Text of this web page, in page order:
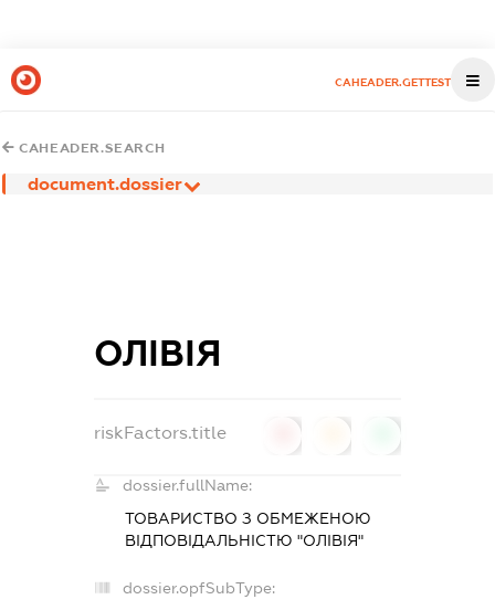
CAHEADER.GETTEST
CAHEADER.SEARCH
document.dossier
ОЛІВІЯ
riskFactors.title
dossier.fullName:
ТОВАРИСТВО З ОБМЕЖЕНОЮ
ВІДПОВІДАЛЬНІСТЮ "ОЛІВІЯ"
dossier.opfSubType: